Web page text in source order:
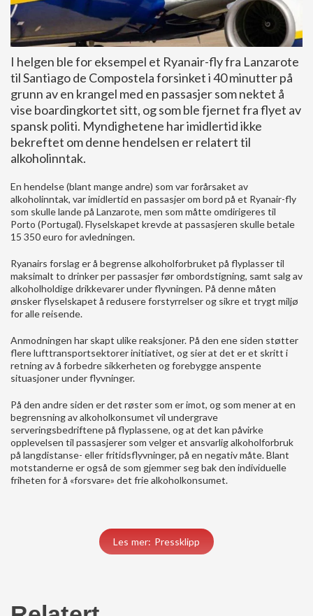
I helgen ble for eksempel et Ryanair-fly fra Lanzarote
til Santiago de Compostela forsinket i 40 minutter på
grunn av en krangel med en passasjer som nektet å
vise boardingkortet sitt, og som ble fjernet fra flyet av
spansk politi. Myndighetene har imidlertid ikke
bekreftet om denne hendelsen er relatert til
alkoholinntak.
En hendelse (blant mange andre) som var forårsaket av
alkoholinntak, var imidlertid en passasjer om bord på et Ryanair-fly
som skulle lande på Lanzarote, men som måtte omdirigeres til
Porto (Portugal). Flyselskapet krevde at passasjeren skulle betale
15 350 euro for avledningen.
Ryanairs forslag er å begrense alkoholforbruket på flyplasser til
maksimalt to drinker per passasjer før ombordstigning, samt salg av
alkoholholdige drikkevarer under flyvningen. På denne måten
ønsker flyselskapet å redusere forstyrrelser og sikre et trygt miljø
for alle reisende.
Anmodningen har skapt ulike reaksjoner. På den ene siden støtter
flere lufttransportsektorer initiativet, og sier at det er et skritt i
retning av å forbedre sikkerheten og forebygge anspente
situasjoner under flyvninger.
På den andre siden er det røster som er imot, og som mener at en
begrensning av alkoholkonsumet vil undergrave
serveringsbedriftene på flyplassene, og at det kan påvirke
opplevelsen til passasjerer som velger et ansvarlig alkoholforbruk
på langdistanse- eller fritidsflyvninger, på en negativ måte. Blant
motstanderne er også de som gjemmer seg bak den individuelle
friheten for å «forsvare» det frie alkoholkonsumet.
Les mer: Pressklipp